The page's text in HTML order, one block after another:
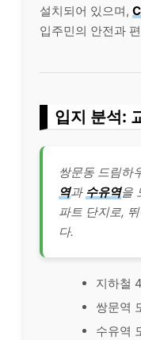
설치되어 있으며,
입주민의 안전과
입지 분석:
쌍문동 드림하
역과 수유역을
파트 단지로,
다.
지하철
쌍문역
수유역